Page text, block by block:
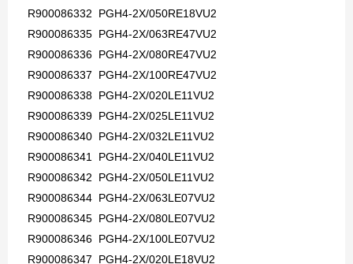
R900086332 PGH4-2X/050RE18VU2
R900086335 PGH4-2X/063RE47VU2
R900086336 PGH4-2X/080RE47VU2
R900086337 PGH4-2X/100RE47VU2
R900086338 PGH4-2X/020LE11VU2
R900086339 PGH4-2X/025LE11VU2
R900086340 PGH4-2X/032LE11VU2
R900086341 PGH4-2X/040LE11VU2
R900086342 PGH4-2X/050LE11VU2
R900086344 PGH4-2X/063LE07VU2
R900086345 PGH4-2X/080LE07VU2
R900086346 PGH4-2X/100LE07VU2
R900086347 PGH4-2X/020LE18VU2